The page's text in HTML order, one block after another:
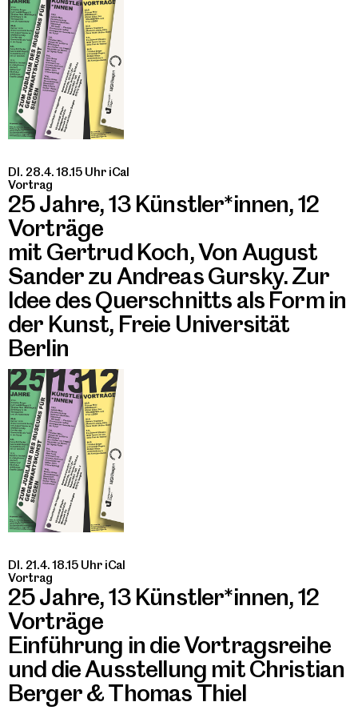
DI. 28.4. 18.15 Uhr iCal
Vortrag
25 Jahre, 13 Künstler*innen, 12
Vorträge
mit Gertrud Koch, Von August
Sander zu Andreas Gursky. Zur
Idee des Querschnitts als Form in
der Kunst, Freie Universität
Berlin
DI. 21.4. 18.15 Uhr iCal
Vortrag
25 Jahre, 13 Künstler*innen, 12
Vorträge
Einführung in die Vortragsreihe
und die Ausstellung mit Christian
Berger & Thomas Thiel